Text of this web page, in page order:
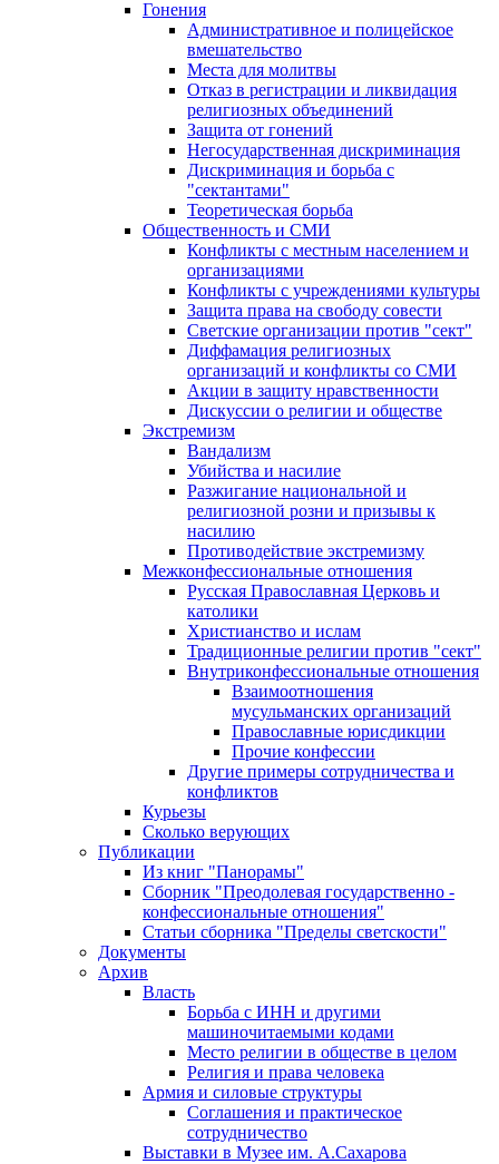
Гонения
Административное и полицейское
вмешательство
Места для молитвы
Отказ в регистрации и ликвидация
религиозных объединений
Защита от гонений
Негосударственная дискриминация
Дискриминация и борьба с
"сектантами"
Теоретическая борьба
Общественность и СМИ
Конфликты с местным населением и
организациями
Конфликты с учреждениями культуры
Защита права на свободу совести
Светские организации против "сект"
Диффамация религиозных
организаций и конфликты со СМИ
Акции в защиту нравственности
Дискуссии о религии и обществе
Экстремизм
Вандализм
Убийства и насилие
Разжигание национальной и
религиозной розни и призывы к
насилию
Противодействие экстремизму
Межконфессиональные отношения
Русская Православная Церковь и
католики
Христианство и ислам
Традиционные религии против "сект"
Внутриконфессиональные отношения
Взаимоотношения
мусульманских организаций
Православные юрисдикции
Прочие конфессии
Другие примеры сотрудничества и
конфликтов
Курьезы
Сколько верующих
Публикации
Из книг "Панорамы"
Сборник "Преодолевая государственно -
конфессиональные отношения"
Статьи сборника "Пределы светскости"
Документы
Архив
Власть
Борьба с ИНН и другими
машиночитаемыми кодами
Место религии в обществе в целом
Религия и права человека
Армия и силовые структуры
Соглашения и практическое
сотрудничество
Выставки в Музее им. А.Сахарова